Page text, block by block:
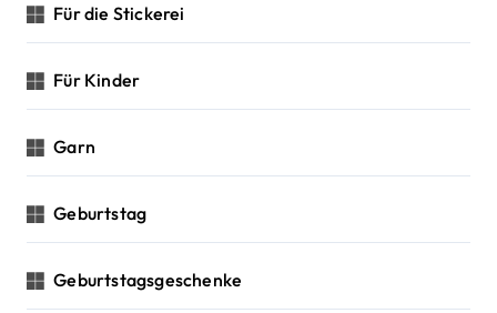
Für die Stickerei
Für Kinder
Garn
Geburtstag
Geburtstagsgeschenke